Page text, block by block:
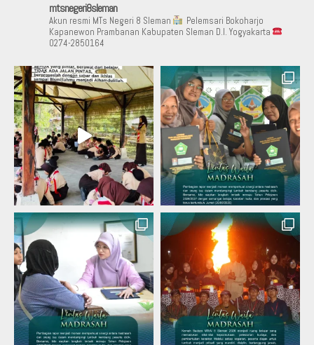
mtsnegeri8sleman
Akun resmi MTs Negeri 8 Sleman
Pelemsari Bokoharjo
Kapanewon Prambanan Kabupaten Sleman D.I. Yogyakarta
0274-2850164